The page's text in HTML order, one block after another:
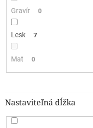
Gravír 0
Lesk 7
Mat 0
Nastaviteľná dĺžka